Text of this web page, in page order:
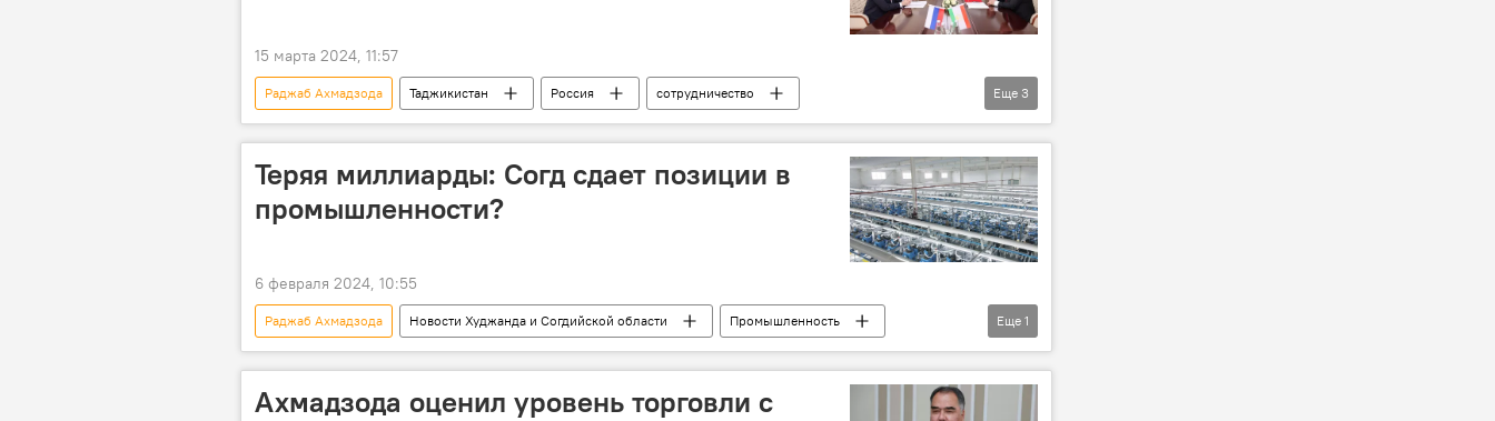
15 марта 2024, 11:57
Раджаб Ахмадзода Таджикистан Россия
сотрудничество
Новости Худжанда и Согдийской области
Промышленность Семен Григорьев
Еще 3
Теряя миллиарды: Согд сдает позиции в
промышленности?
6 февраля 2024, 10:55
Раджаб Ахмадзода Новости Худжанда и Согдийской области
Промышленность
Таджикистан
Еще 1
Ахмадзода оценил уровень торговли с